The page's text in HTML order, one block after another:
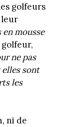
golfeurs
mousse
ne pas
sont
les
ni de